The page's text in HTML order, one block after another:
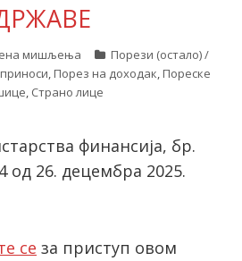
мишљења
Порези (остало) /
, Порез на доходак, Пореске
, Страно лице
финансија, бр.
од 26. децембра 2025.
се за приступ овом